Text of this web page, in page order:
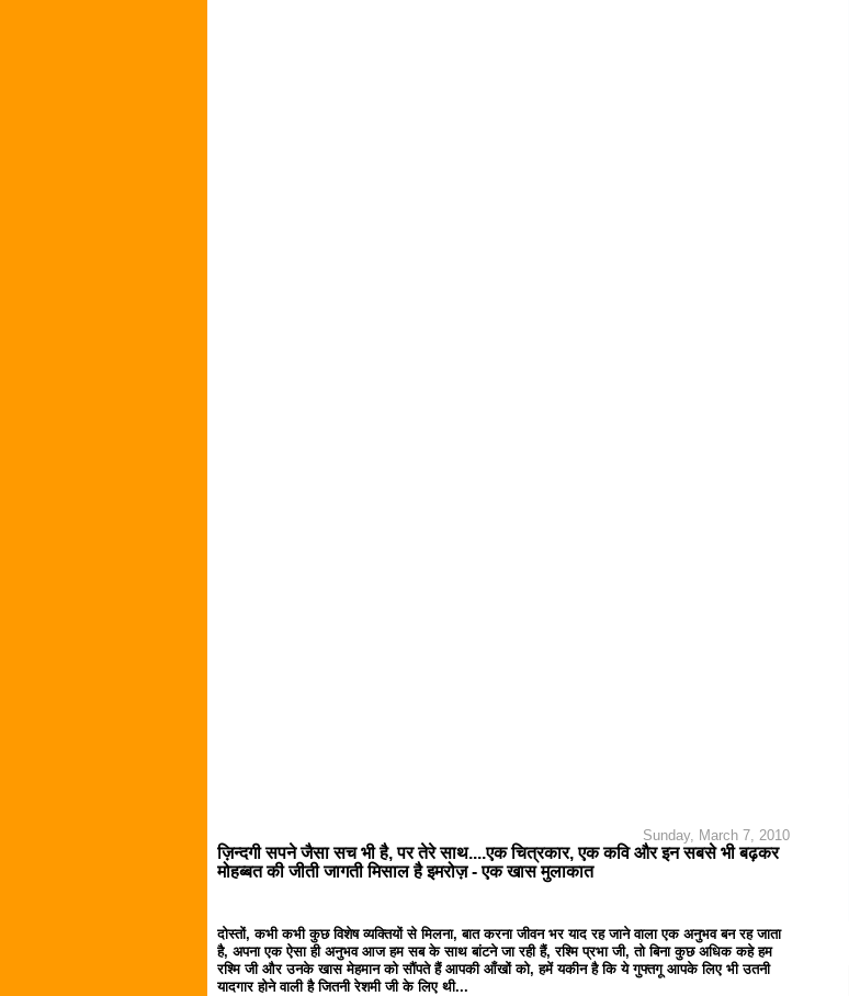
Sunday, March 7, 2010
ज़िन्दगी सपने जैसा सच भी है, पर तेरे साथ....एक चित्रकार, एक कवि और इन सबसे भी बढ़कर
मोहब्बत की जीती जागती मिसाल है इमरोज़ - एक खास मुलाकात
दोस्तों, कभी कभी कुछ विशेष व्यक्तियों से मिलना, बात करना जीवन भर याद रह जाने वाला एक अनुभव बन रह जाता
है, अपना एक ऐसा ही अनुभव आज हम सब के साथ बांटने जा रही हैं, रश्मि प्रभा जी, तो बिना कुछ अधिक कहे हम
रश्मि जी और उनके खास मेहमान को सौंपते हैं आपकी आँखों को, हमें यकीन है कि ये गुफ्तगू आपके लिए भी उतनी
यादगार होने वाली है जितनी रेशमी जी के लिए थी...